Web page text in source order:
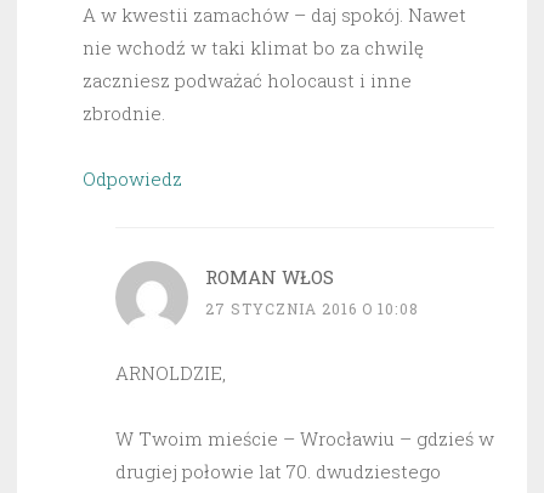
A w kwestii zamachów – daj spokój. Nawet
nie wchodź w taki klimat bo za chwilę
zaczniesz podważać holocaust i inne
zbrodnie.
Odpowiedz
ROMAN WŁOS
27 STYCZNIA 2016 O 10:08
ARNOLDZIE,
W Twoim mieście – Wrocławiu – gdzieś w
drugiej połowie lat 70. dwudziestego